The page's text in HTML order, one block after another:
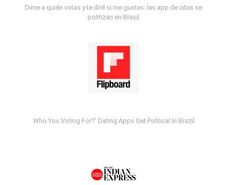
Dime a quién votas y te diré si me gustas: las app de citas se
politizan en Brasil
Who You Voting For?' Dating Apps Get Political In Brazil